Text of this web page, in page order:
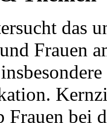
das
Frauen
Frauen bei